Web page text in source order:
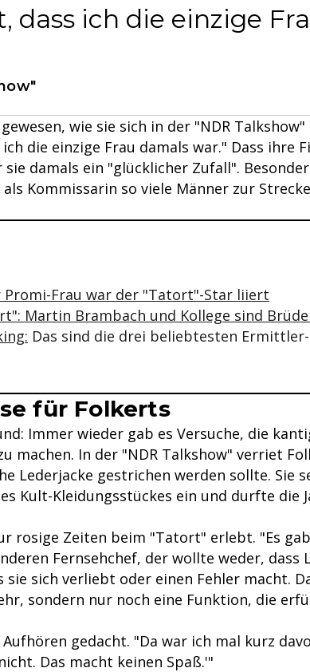
dass ich die einzige
wie sie sich in der "NDR
die einzige Frau damals war." Dass ihre
damals ein "glücklicher Zufall".
Kommissarin so viele Männer zur
zum Inhalt
Promi-Frau war der "Tatort"-Star liiert
Martin Brambach und Kollege sind
Das sind die drei beliebtesten
für Folkerts
Immer wieder gab es Versuche, die
machen. In der "NDR Talkshow" verriet
Lederjacke gestrichen werden sollte. Sie
Kult-Kleidungsstückes ein und durfte die
rosige Zeiten beim "Tatort" erlebt. "Es
Fernsehchef, der wollte weder, dass
sich verliebt oder einen Fehler macht.
sondern nur noch eine Funktion, die
gedacht. "Da war ich mal kurz
Das macht keinen Spaß.'"